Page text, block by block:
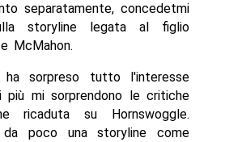
separatamente, concedetmi
storyline legata al figlio
McMahon.
ha sorpreso tutto l'interesse
più mi sorprendono le critiche
ricaduta su Hornswoggle.
da poco una storyline come